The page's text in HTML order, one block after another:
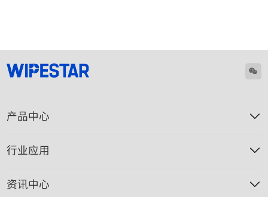
产品中心
行业应用
资讯中心